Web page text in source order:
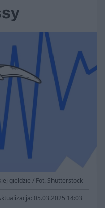
giełdzie / Fot. Shutterstock
05.03.2025 14:03